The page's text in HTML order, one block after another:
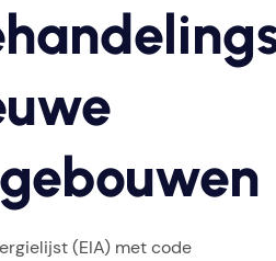
(EIA) met code